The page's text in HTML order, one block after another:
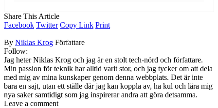
Share This Article
Facebook Twitter Copy Link Print
By Niklas Krog Författare
Follow:
Jag heter Niklas Krog och jag är en stolt tech-nörd och författare.
Min passion för teknik har alltid varit stor, och jag tycker om att dela
med mig av mina kunskaper genom denna webbplats. Det är inte
bara en sajt, utan ett ställe där jag kan koppla av, ha kul och lära mig
nya saker samtidigt som jag inspirerar andra att göra detsamma.
Leave a comment